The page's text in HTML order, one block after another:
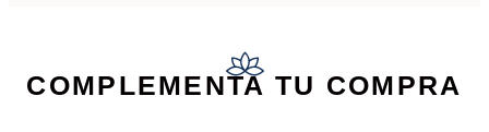
COMPLEMENTA TU COMPRA